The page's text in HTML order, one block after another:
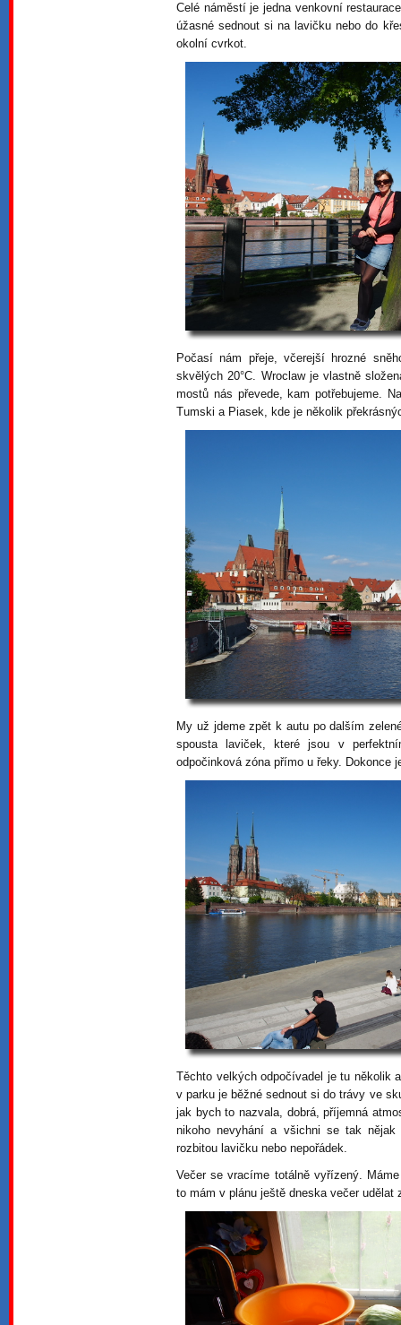
Celé náměstí je jedna venkovní
úžasné sednout si na lavičku nebo do
okolní cvrkot.
Počasí nám přeje, včerejší hrozné
skvělých 20°C. Wroclaw je vlastně
mostů nás převede, kam potřebujeme.
Tumski a Piasek, kde je několik
My už jdeme zpět k autu po dalším
spousta laviček, které jsou v
odpočinková zóna přímo u řeky. Dokonce
Těchto velkých odpočívadel je tu několik
v parku je běžné sednout si do trávy ve
jak bych to nazvala, dobrá, příjemná
nikoho nevyhání a všichni se tak
rozbitou lavičku nebo nepořádek.
Večer se vracíme totálně vyřízený.
to mám v plánu ještě dneska večer udělat